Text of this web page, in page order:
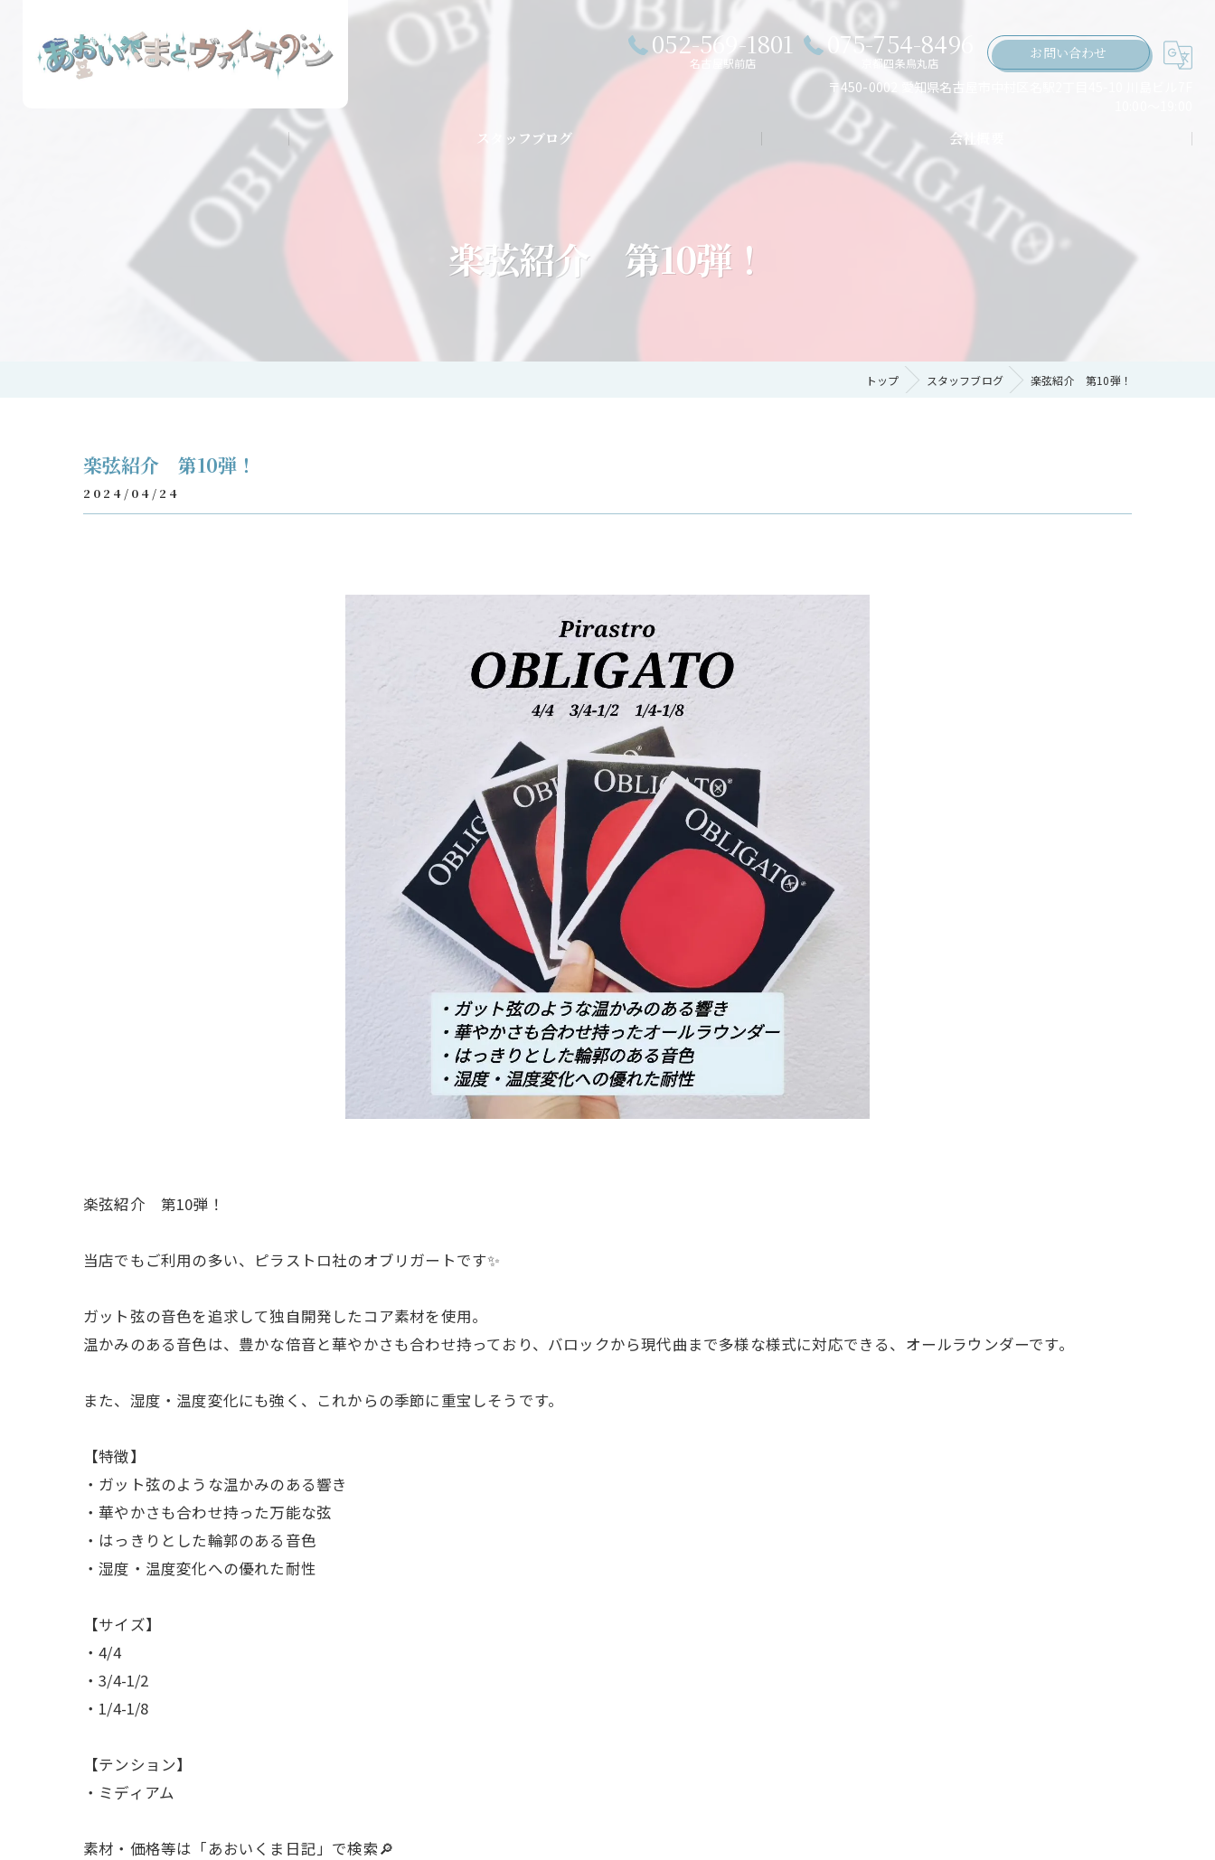
052-569-1801
名古屋駅前店
075-754-8496
京都四条烏丸店
お問い合わせ
〒450-0002 愛知県名古屋市中村区名駅2丁目45-10 川島ビル7F
スタッフブログ 会社概要
楽弦紹介 第10弾！
トップ スタッフブログ 楽弦紹介 第10弾！
楽弦紹介 第10弾！
2024/04/24
楽弦紹介 第10弾！
当店でもご利用の多い、ピラストロ社のオブリガートです✨
ガット弦の音色を追求して独自開発したコア素材を使用。
温かみのある音色は、豊かな倍音と華やかさも合わせ持っており、バロックから現代曲まで多様な様式に対応できる、オールラウンダーです。
また、湿度・温度変化にも強く、これからの季節に重宝しそうです。
【特徴】
・ガット弦のような温かみのある響き
・華やかさも合わせ持った万能な弦
・はっきりとした輪郭のある音色
・湿度・温度変化への優れた耐性
【サイズ】
・4/4
・3/4-1/2
・1/4-1/8
【テンション】
・ミディアム
素材・価格等は「あおいくま日記」で検索🔎